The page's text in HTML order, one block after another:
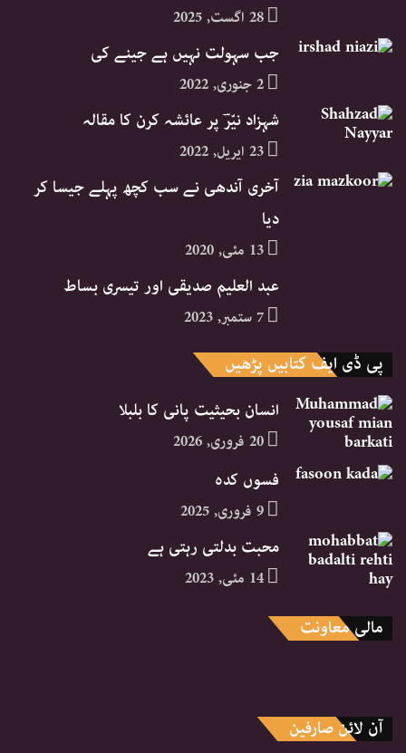
28 اگست, 2025
جب سہولت نہیں ہے جینے کی
2 جنوری, 2022
شہزاد نیّرؔ پر عائشہ کرن کا مقالہ
23 اپریل, 2022
آخری آندھی نے سب کچھ پہلے جیسا کر
دیا
13 مئی, 2020
عبد العلیم صدیقی اور تیسری بساط
7 ستمبر, 2023
پی ڈی ایف کتابیں پڑھیں
انسان بحیثیت پانی کا بلبلا
20 فروری, 2026
فسوں کدہ
9 فروری, 2025
محبت بدلتی رہتی ہے
14 مئی, 2023
مالی معاونت
آن لائن صارفین